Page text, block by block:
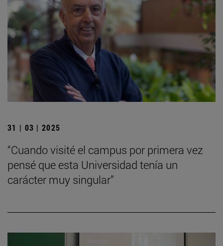
31 | 03 | 2025
“Cuando visité el campus por primera vez
pensé que esta Universidad tenía un
carácter muy singular”